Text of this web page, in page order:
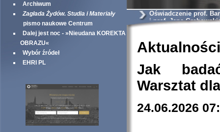
Archiwum
Zagłada Żydów. Studia i Materiały
pismo naukowe Centrum
Dalej jest noc - »Nieudana KOREKTA
OBRAZU«
Wybór źródeł
EHRI PL
Oświadczenie prof.
i prof. Jana
Aktualności
Jak
Warsztat
24.06.2026